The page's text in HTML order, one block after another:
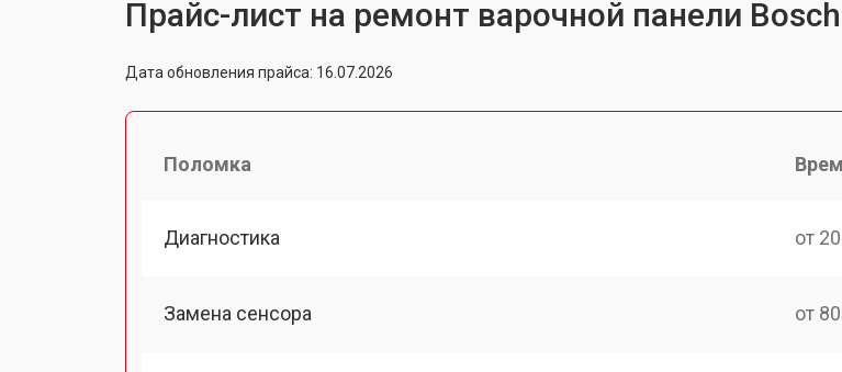
Прайс-лист на ремонт варочной панели
Дата обновления прайса: 16.07.2026
Поломка
Диагностика от
Замена сенсора от